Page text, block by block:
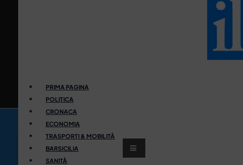
PRIMA PAGINA
POLITICA
CRONACA
ECONOMIA
TRASPORTI & MOBILITÀ
BARSICILIA
SANITÀ